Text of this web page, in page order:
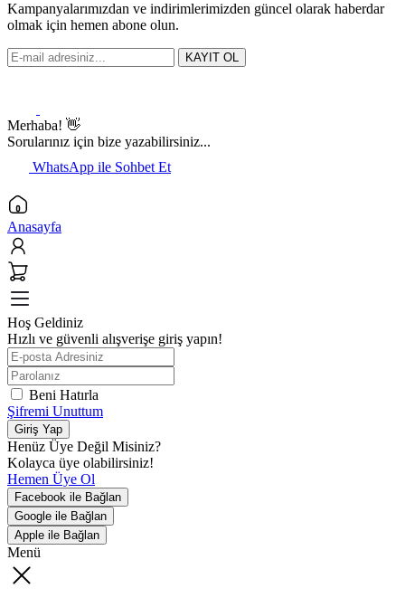
Kampanyalarımızdan ve indirimlerimizden güncel olarak haberdar
olmak için hemen abone olun.
KAYIT OL
Merhaba! 👋
Sorularınız için bize yazabilirsiniz...
WhatsApp ile Sohbet Et
Anasayfa
Hoş Geldiniz
Hızlı ve güvenli alışverişe giriş yapın!
Beni Hatırla
Şifremi Unuttum
Giriş Yap
Henüz Üye Değil Misiniz?
Kolayca üye olabilirsiniz!
Hemen Üye Ol
Facebook ile Bağlan
Google ile Bağlan
Apple ile Bağlan
Menü